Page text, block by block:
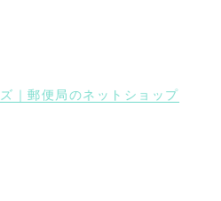
｜郵便局のネットショップ